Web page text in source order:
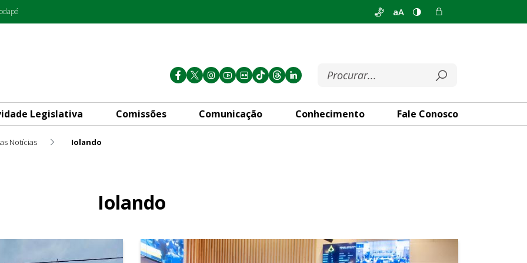
aA
Legislativa Comissões Comunicação Conhecimento Fale Conosco
Notícias Iolando
Iolando